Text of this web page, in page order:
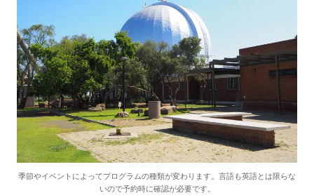
季節やイベントによってプログラムの種類が変わります。言語も英語とは限らな
いので予約時に確認が必要です。